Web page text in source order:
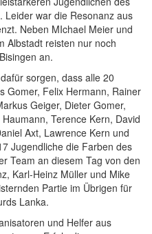
Leider war die Resonanz aus
Neben MIchael Meier und
Albstadt reisten nur noch
an.
sorgen, dass alle 20
Gomer, Felix Hermann, Rainer
Geiger, Dieter Gomer,
Terence Kern, David
Axt, Lawrence Kern und
Jugendliche die Farben des
Team an diesem Tag von den
Karl-Heinz Müller und Mike
Partie im Übrigen für
Lanka.
und Helfer aus